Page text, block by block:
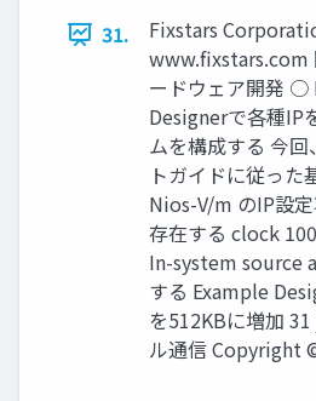
31.
Fixstars
ードウェア開発
Designerで各種IP
ムを構成する 今
トガイドに従っ
Nios-V/m のIP設
存在する clock
In-system source
する Example
を512KBに増加
ル通信 Copyright